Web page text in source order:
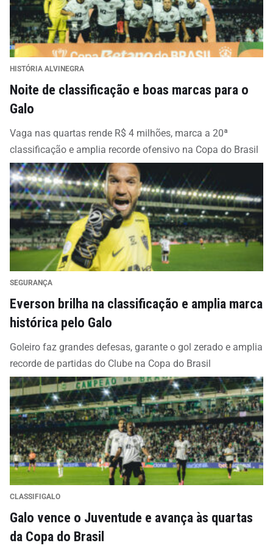
HISTÓRIA ALVINEGRA
Noite de classificação e boas marcas para o
Galo
Vaga nas quartas rende R$ 4 milhões, marca a 20ª
classificação e amplia recorde ofensivo na Copa do Brasil
SEGURANÇA
Everson brilha na classificação e amplia marca
histórica pelo Galo
Goleiro faz grandes defesas, garante o gol zerado e amplia
recorde de partidas do Clube na Copa do Brasil
CLASSIFIGALO
Galo vence o Juventude e avança às quartas
da Copa do Brasil